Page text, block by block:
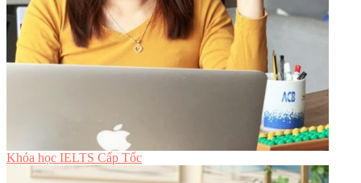
Khóa học IELTS Cấp Tốc